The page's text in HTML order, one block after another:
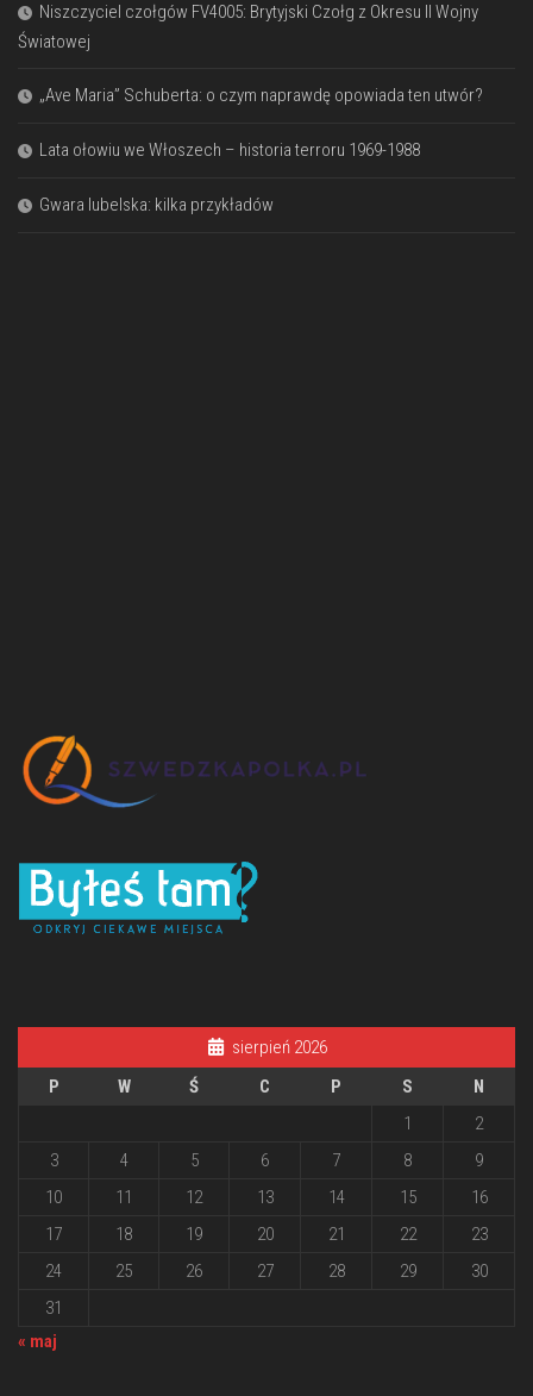
Niszczyciel czołgów FV4005: Brytyjski Czołg z Okresu II Wojny
Światowej
„Ave Maria” Schuberta: o czym naprawdę opowiada ten utwór?
Lata ołowiu we Włoszech – historia terroru 1969-1988
Gwara lubelska: kilka przykładów
sierpień 2026
P
W Ś C P S
N
1
2
3
4 5 6 7 8
9
10
11 12 13 14 15
16
17
18 19 20 21 22
23
24
25 26 27 28 29
30
31
« maj